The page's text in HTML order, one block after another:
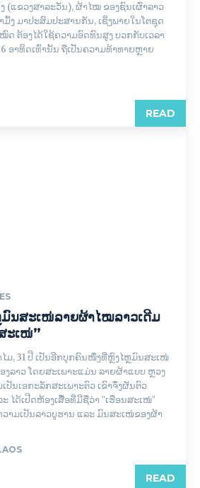
(ແຂວງສາລະວັນ), ຜ້າໄໝ ຂອງຊົນເຜົ່າລາວ
ງ ມາປະສົມປະສານກັນ, ເຊິ່ງພາຍໃນໂຕຊຸດ
ດ ຕ້ອງໄດ້ໃຊ້ຄວາມອົດທົນສູງ ບວກກັບເວລາ
ອາທິດເທົ່ານັ້ນ ຖືເປັນຄວາມທ້າທາຍຫຼາຍ
READ
ນສະເໜ່ລາຍຜ້າໄໝລາວເດີມ
ະເໜ່”
ມ, 31 ປີ ເປັນອີກບຸກຄົນໜຶ່ງທີ່ຫຼົງໄຫຼມົນສະເໜ່
ລາວ ໂດຍສະເພາະແມ່ນ ລາຍຜ້າແບບ ຫຼວງ
ປັນເອກະລັກສະເພາະຕົວ ເຂົາຈຶ່ງຜັນຕົວ
ໄດ້ເປີດຫ້ອງເສື້ອທີ່ມີຊື່ວ່າ "ເຮືອນສະເໜ່"
ວາມເປັນລາວບູຮານ ແລະ ມົນສະເໜ່ຂອງຜ້າ
READ